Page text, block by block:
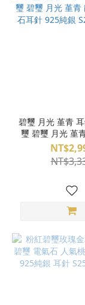
碧璽 月光 堇青
璽 碧璽 月光 堇
寶石耳針 925純
98